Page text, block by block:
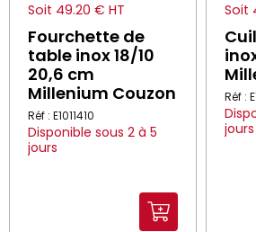
Soit 49.20 € HT
Fourchette de
table inox 18/10
20,6 cm
Millenium Couzon
Réf : E1011410
Disponible sous 2 à 5
jours
Soit
Réf :
jours